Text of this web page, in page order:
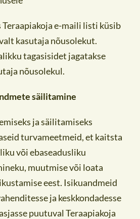
Teraapiakoja e-maili listi küsib
kasutaja nõusolekut.
tagasisidet jagatakse
nõusolekul.
säilitamine
ja säilitamiseks
turvameetmeid, et kaitsta
või ebaseadusliku
muutmise või loata
eest. Isikuandmeid
ja keskkondadesse
puutuval Teraapiakoja